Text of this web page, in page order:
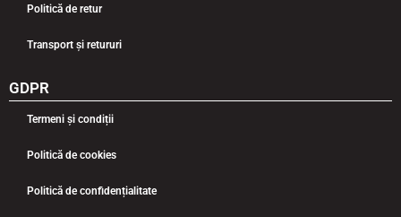
Politică de retur
Transport și retururi
GDPR
Termeni și condiții
Politică de cookies
Politică de confidențialitate